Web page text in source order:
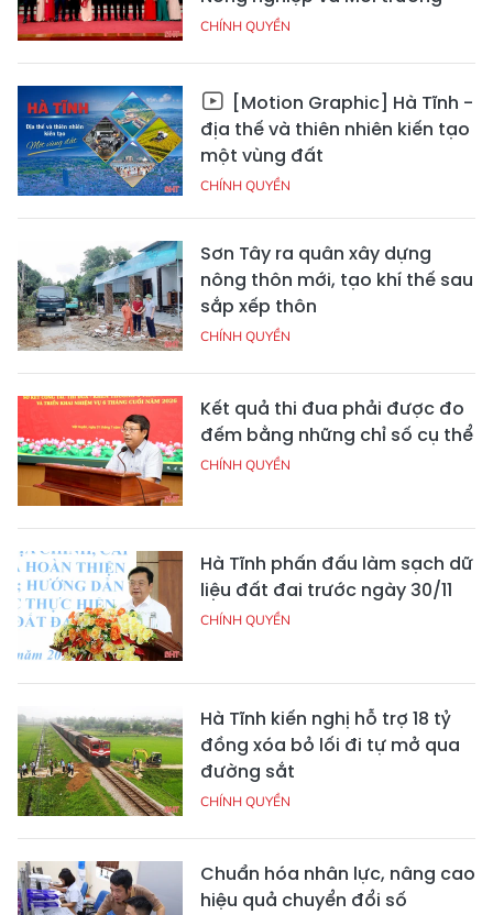
CHÍNH QUYỀN
[Motion Graphic] Hà Tĩnh -
địa thế và thiên nhiên kiến tạo
một vùng đất
CHÍNH QUYỀN
Sơn Tây ra quân xây dựng
nông thôn mới, tạo khí thế sau
sắp xếp thôn
CHÍNH QUYỀN
Kết quả thi đua phải được đo
đếm bằng những chỉ số cụ thể
CHÍNH QUYỀN
Hà Tĩnh phấn đấu làm sạch dữ
liệu đất đai trước ngày 30/11
CHÍNH QUYỀN
Hà Tĩnh kiến nghị hỗ trợ 18 tỷ
đồng xóa bỏ lối đi tự mở qua
đường sắt
CHÍNH QUYỀN
Chuẩn hóa nhân lực, nâng cao
hiệu quả chuyển đổi số